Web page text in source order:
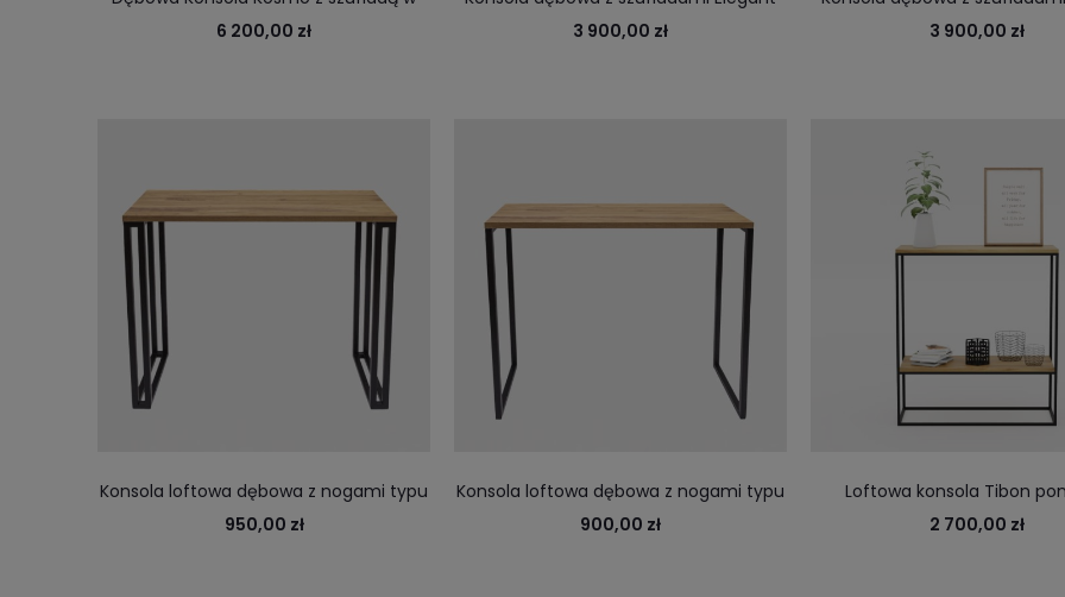
stalowej ramie
6 200,00 zł
Steel I - konsola idealna do salonu, holu.
3 900,00 zł
Steel II na stalowych
3 900,00 zł
Konsola loftowa dębowa z nogami typu
double
950,00 zł
Konsola loftowa dębowa z nogami typu
single
900,00 zł
Loftowa konsola Tibon
uporządkować rzeczy w
2 700,00 zł